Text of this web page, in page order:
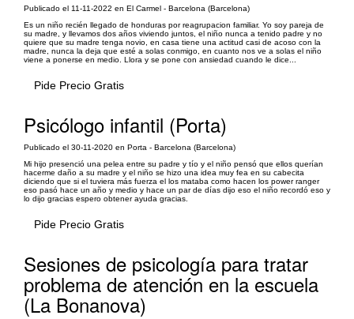
Publicado el 11-11-2022 en El Carmel - Barcelona (Barcelona)
Es un niño recién llegado de honduras por reagrupacion familiar. Yo soy pareja de
su madre, y llevamos dos años viviendo juntos, el niño nunca a tenido padre y no
quiere que su madre tenga novio, en casa tiene una actitud casi de acoso con la
madre, nunca la deja que esté a solas conmigo, en cuanto nos ve a solas el niño
viene a ponerse en medio. Llora y se pone con ansiedad cuando le dice...
Pide Precio Gratis
Psicólogo infantil (Porta)
Publicado el 30-11-2020 en Porta - Barcelona (Barcelona)
Mi hijo presenció una pelea entre su padre y tío y el niño pensó que ellos querían
hacerme daño a su madre y el niño se hizo una idea muy fea en su cabecita
diciendo que si el tuviera más fuerza el los mataba como hacen los power ranger
eso pasó hace un año y medio y hace un par de días dijo eso el niño recordó eso y
lo dijo gracias espero obtener ayuda gracias.
Pide Precio Gratis
Sesiones de psicología para tratar
problema de atención en la escuela
(La Bonanova)